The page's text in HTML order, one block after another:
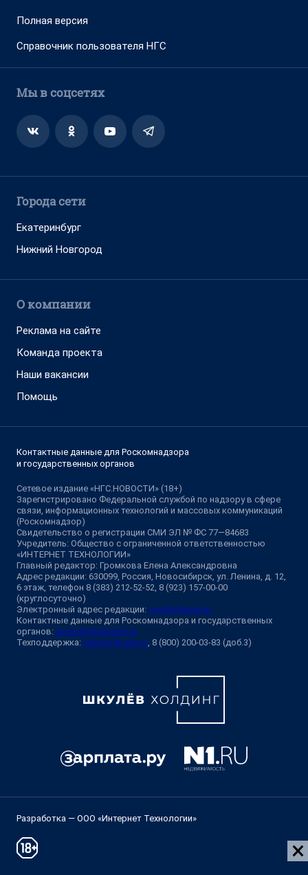
Полная версия
Справочник пользователя НГС
Мы в соцсетях
Города сети
Екатеринбург
Нижний Новгород
О компании
Реклама на сайте
Команда проекта
Наши вакансии
Помощь
Контактные данные для Роскомнадзора
и государственных органов
Сетевое издание «НГС.НОВОСТИ» (18+)
Зарегистрировано Федеральной службой по надзору в сфере
связи, информационных технологий и массовых коммуникаций
(Роскомнадзор)
Свидетельство о регистрации СМИ ЭЛ № ФС 77—84683
Учредитель: Общество с ограниченной ответственностью
«ИНТЕРНЕТ ТЕХНОЛОГИИ»
Главный редактор: Громкова Елена Александровна
Адрес редакции: 630099, Россия, Новосибирск, ул. Ленина, д. 12,
6 этаж, телефон 8 (383) 212-52-52, 8 (923) 157-00-00
(круглосуточно)
Электронный адрес редакции: ngs@shkulev.ru
Контактные данные для Роскомнадзора и государственных
органов: juristnsk@shkulev.ru
Техподдержка: help@shkulev.ru , 8 (800) 200-03-83 (доб.3)
Разработка — ООО «Интернет Технологии»